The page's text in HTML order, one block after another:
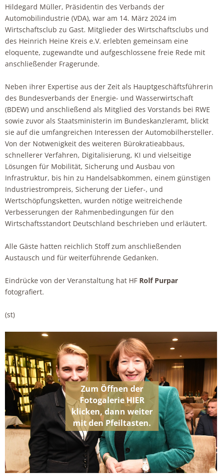
Hildegard Müller, Präsidentin des Verbands der
Automobilindustrie (VDA), war am 14. März 2024 im
Wirtschaftsclub zu Gast. Mitglieder des Wirtschaftsclubs und
des Heinrich Heine Kreis e.V. erlebten gemeinsam eine
eloquente, zugewandte und aufgeschlossene freie Rede mit
anschließender Fragerunde.
Neben ihrer Expertise aus der Zeit als Hauptgeschäftsführerin
des Bundesverbands der Energie- und Wasserwirtschaft
(BDEW) und anschließend als Mitglied des Vorstands bei RWE
sowie zuvor als Staatsministerin im Bundeskanzleramt, blickt
sie auf die umfangreichen Interessen der Automobilhersteller.
Von der Notwenigkeit des weiteren Bürokratieabbaus,
schnellerer Verfahren, Digitalisierung, KI und vielseitige
Lösungen für Mobilität, Sicherung und Ausbau von
Infrastruktur, bis hin zu Handelsabkommen, einem günstigen
Industriestrompreis, Sicherung der Liefer-, und
Wertschöpfungsketten, wurden nötige weitreichende
Verbesserungen der Rahmenbedingungen für den
Wirtschaftsstandort Deutschland beschrieben und erläutert.
Alle Gäste hatten reichlich Stoff zum anschließenden
Austausch und für weiterführende Gedanken.
Eindrücke von der Veranstaltung hat HF Rolf Purpar
fotografiert.
(st)